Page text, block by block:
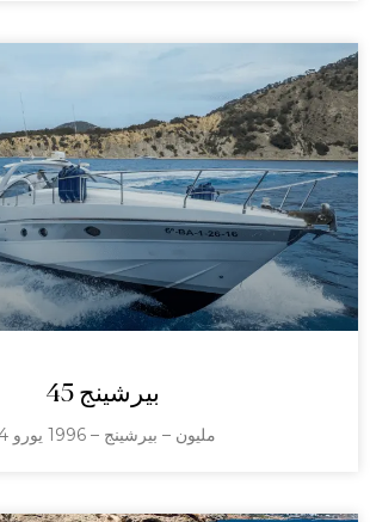
بيرشينج 45
14 مليون – بيرشينج – 1996 يورو